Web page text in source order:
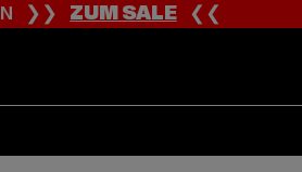
❯❯ZUM SALE❮❮